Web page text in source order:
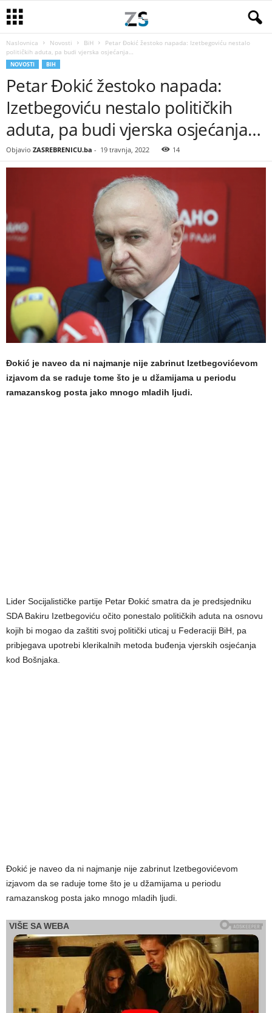
Naslovnica Novosti BiH
Petar Đokić žestoko napada: Izetbegoviću nestalo
političkih aduta, pa budi vjerska osjećanja…
NOVOSTI BIH
Petar Đokić žestoko napada:
Izetbegoviću nestalo političkih
aduta, pa budi vjerska osjećanja…
Objavio ZASREBRENICU.ba - 19 travnja, 2022 14
Đokić je naveo da ni najmanje nije zabrinut Izetbegovićevom
izjavom da se raduje tome što je u džamijama u periodu
ramazanskog posta jako mnogo mladih ljudi.
Lider Socijalističke partije Petar Đokić smatra da je predsjedniku
SDA Bakiru Izetbegoviću očito ponestalo političkih aduta na osnovu
kojih bi mogao da zaštiti svoj politički uticaj u Federaciji BiH, pa
pribjegava upotrebi klerikalnih metoda buđenja vjerskih osjećanja
kod Bošnjaka.
Đokić je naveo da ni najmanje nije zabrinut Izetbegovićevom
izjavom da se raduje tome što je u džamijama u periodu
ramazanskog posta jako mnogo mladih ljudi.